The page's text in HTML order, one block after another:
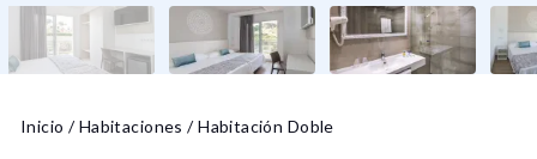
Inicio /Habitaciones /Habitación Doble